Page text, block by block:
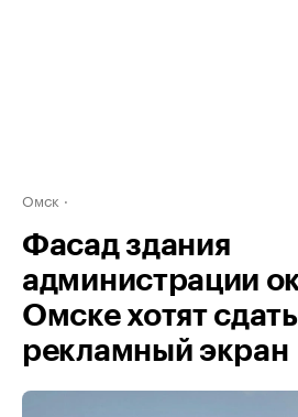
Омск
Фасад здания
администрации
Омске хотят
рекламный экран